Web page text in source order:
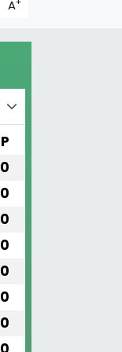
A
P
0
0
0
0
0
0
0